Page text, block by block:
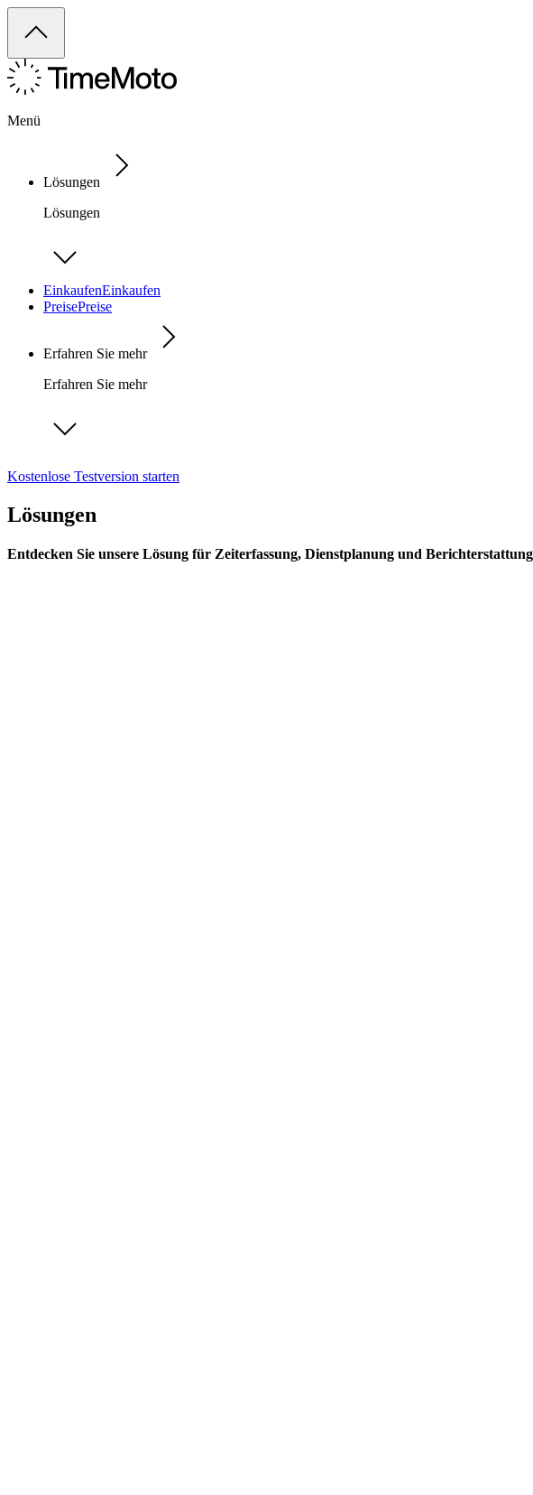
Menü
Lösungen
Lösungen
EinkaufenEinkaufen
PreisePreise
Erfahren Sie mehr
Erfahren Sie mehr
Kostenlose Testversion starten
Lösungen
Entdecken Sie unsere Lösung für Zeiterfassung, Dienstplanung und Berichterstattung